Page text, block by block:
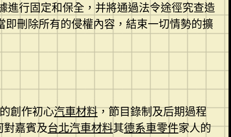
進行固定和保全，并將通過法令途徑究查造
即刪除所有的侵權內容，結束一切情勢的擴
創作初心汽車材料，節目錄制及后期過程
對嘉賓及台北汽車材料其德系車零件家人的